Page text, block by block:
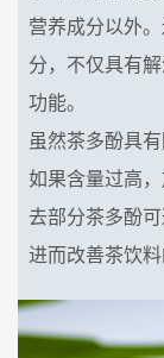
营养成分以外
分，不仅具有
功能。
虽然茶多酚具
如果含量过高
去部分茶多酚
进而改善茶饮料